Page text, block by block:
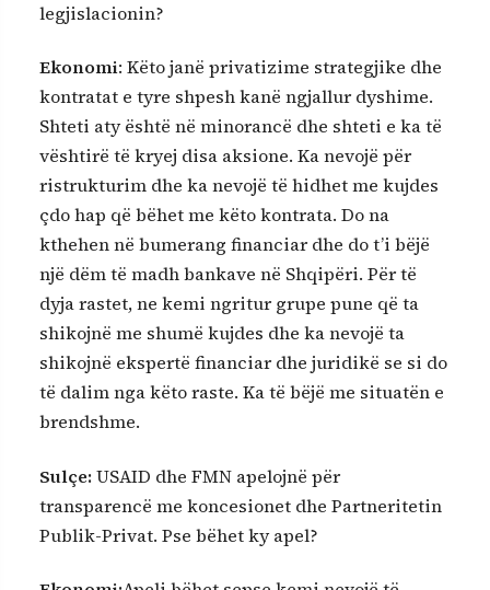
legjislacionin?
Ekonomi: Këto janë privatizime strategjike dhe
kontratat e tyre shpesh kanë ngjallur dyshime.
Shteti aty është në minorancë dhe shteti e ka të
vështirë të kryej disa aksione. Ka nevojë për
ristrukturim dhe ka nevojë të hidhet me kujdes
çdo hap që bëhet me këto kontrata. Do na
kthehen në bumerang financiar dhe do t’i bëjë
një dëm të madh bankave në Shqipëri. Për të
dyja rastet, ne kemi ngritur grupe pune që ta
shikojnë me shumë kujdes dhe ka nevojë ta
shikojnë ekspertë financiar dhe juridikë se si do
të dalim nga këto raste. Ka të bëjë me situatën e
brendshme.
Sulçe: USAID dhe FMN apelojnë për
transparencë me koncesionet dhe Partneritetin
Publik-Privat. Pse bëhet ky apel?